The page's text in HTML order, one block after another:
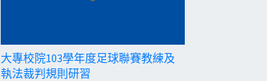
大專校院103學年度足球聯賽教練及
執法裁判規則研習